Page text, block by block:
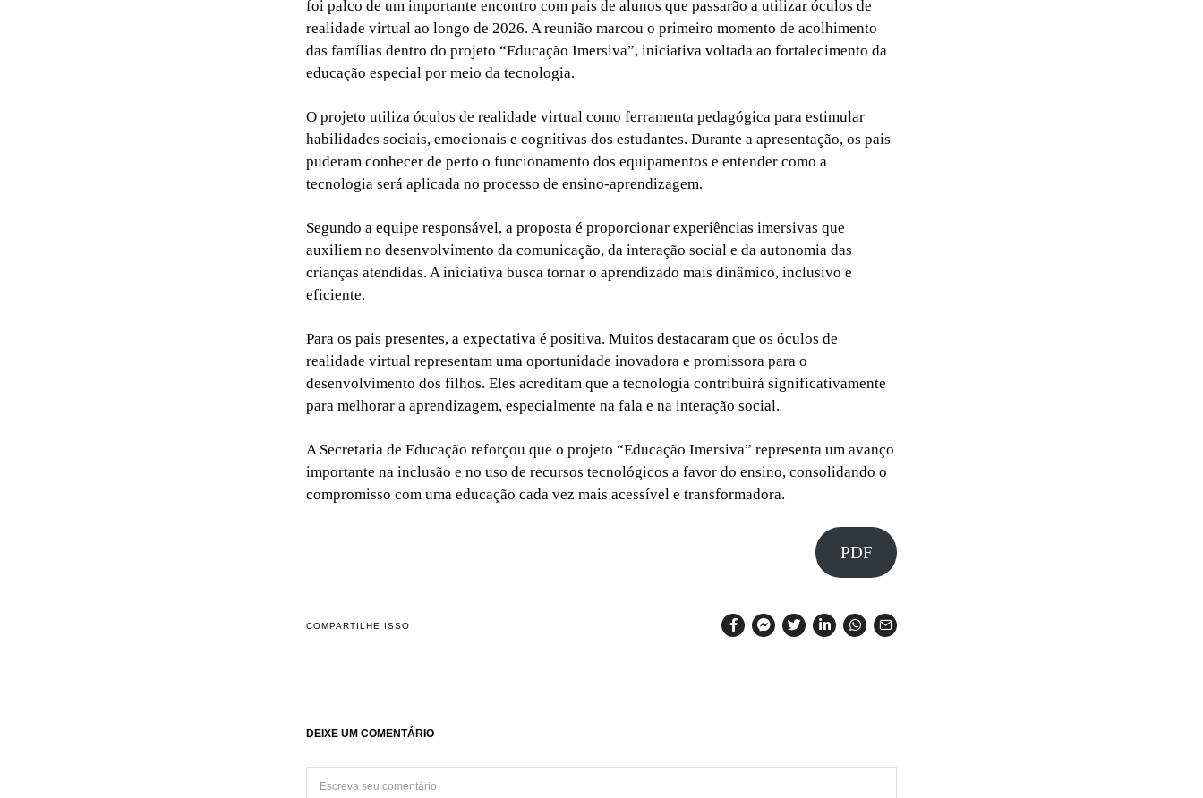
foi palco de um importante encontro com pais de alunos que passarão a utilizar óculos de
realidade virtual ao longo de 2026. A reunião marcou o primeiro momento de acolhimento
das famílias dentro do projeto “Educação Imersiva”, iniciativa voltada ao fortalecimento da
educação especial por meio da tecnologia.
O projeto utiliza óculos de realidade virtual como ferramenta pedagógica para estimular
habilidades sociais, emocionais e cognitivas dos estudantes. Durante a apresentação, os pais
puderam conhecer de perto o funcionamento dos equipamentos e entender como a
tecnologia será aplicada no processo de ensino-aprendizagem.
Segundo a equipe responsável, a proposta é proporcionar experiências imersivas que
auxiliem no desenvolvimento da comunicação, da interação social e da autonomia das
crianças atendidas. A iniciativa busca tornar o aprendizado mais dinâmico, inclusivo e
eficiente.
Para os pais presentes, a expectativa é positiva. Muitos destacaram que os óculos de
realidade virtual representam uma oportunidade inovadora e promissora para o
desenvolvimento dos filhos. Eles acreditam que a tecnologia contribuirá significativamente
para melhorar a aprendizagem, especialmente na fala e na interação social.
A Secretaria de Educação reforçou que o projeto “Educação Imersiva” representa um avanço
importante na inclusão e no uso de recursos tecnológicos a favor do ensino, consolidando o
compromisso com uma educação cada vez mais acessível e transformadora.
PDF
COMPARTILHE ISSO
DEIXE UM COMENTÁRIO